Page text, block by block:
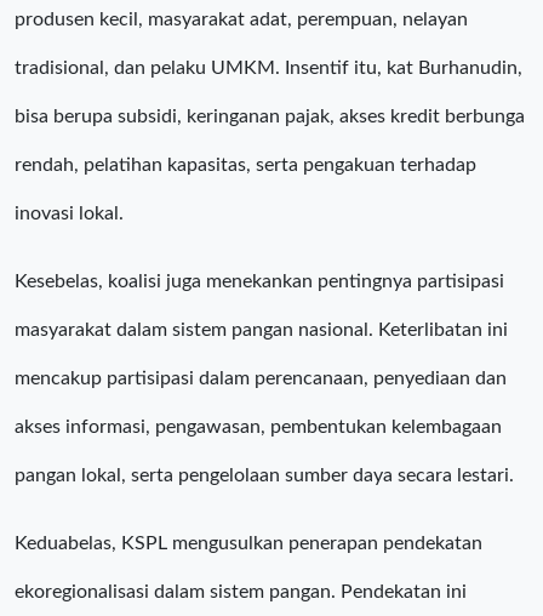
produsen kecil, masyarakat adat, perempuan, nelayan
tradisional, dan pelaku UMKM. Insentif itu, kat Burhanudin,
bisa berupa subsidi, keringanan pajak, akses kredit berbunga
rendah, pelatihan kapasitas, serta pengakuan terhadap
inovasi lokal.
Kesebelas, koalisi juga menekankan pentingnya partisipasi
masyarakat dalam sistem pangan nasional. Keterlibatan ini
mencakup partisipasi dalam perencanaan, penyediaan dan
akses informasi, pengawasan, pembentukan kelembagaan
pangan lokal, serta pengelolaan sumber daya secara lestari.
Keduabelas, KSPL mengusulkan penerapan pendekatan
ekoregionalisasi dalam sistem pangan. Pendekatan ini